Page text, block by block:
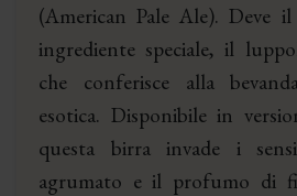
(American Pale Ale). Deve
ingrediente speciale, il
che conferisce alla
esotica. Disponibile in
questa birra invade i
agrumato e il profumo di